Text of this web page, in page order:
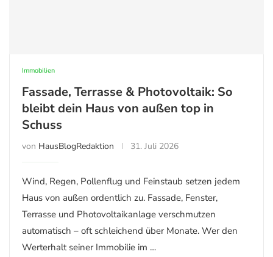
Immobilien
Fassade, Terrasse & Photovoltaik: So
bleibt dein Haus von außen top in
Schuss
von HausBlogRedaktion 31. Juli 2026
Wind, Regen, Pollenflug und Feinstaub setzen jedem
Haus von außen ordentlich zu. Fassade, Fenster,
Terrasse und Photovoltaikanlage verschmutzen
automatisch – oft schleichend über Monate. Wer den
Werterhalt seiner Immobilie im …